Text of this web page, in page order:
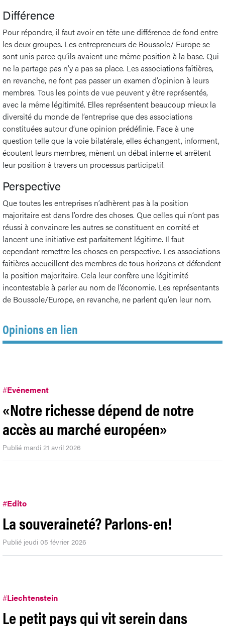
Différence
Pour répondre, il faut avoir en tête une différence de fond entre
les deux groupes. Les entrepreneurs de Boussole/ Europe se
sont unis parce qu’ils avaient une même position à la base. Qui
ne la partage pas n’y a pas sa place. Les associations faîtières,
en revanche, ne font pas passer un examen d’opinion à leurs
membres. Tous les points de vue peuvent y être représentés,
avec la même légitimité. Elles représentent beaucoup mieux la
diversité du monde de l’entreprise que des associations
constituées autour d’une opinion prédéfinie. Face à une
question telle que la voie bilatérale, elles échangent, informent,
écoutent leurs membres, mènent un débat interne et arrêtent
leur position à travers un processus participatif.
Perspective
Que toutes les entreprises n’adhèrent pas à la position
majoritaire est dans l’ordre des choses. Que celles qui n’ont pas
réussi à convaincre les autres se constituent en comité et
lancent une initiative est parfaitement légitime. Il faut
cependant remettre les choses en perspective. Les associations
faîtières accueillent des membres de tous horizons et défendent
la position majoritaire. Cela leur confère une légitimité
incontestable à parler au nom de l’économie. Les représentants
de Boussole/Europe, en revanche, ne parlent qu’en leur nom.
Opinions en lien
#Evénement
«Notre richesse dépend de notre
accès au marché européen»
Publié mardi 21 avril 2026
#Edito
La souveraineté? Parlons-en!
Publié jeudi 05 février 2026
#Liechtenstein
Le petit pays qui vit serein dans